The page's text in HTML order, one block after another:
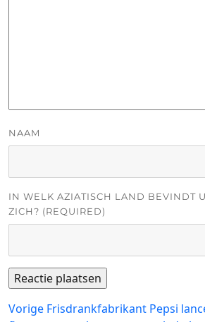
NAAM
IN WELK AZIATISCH LAND BEVINDT
ZICH? (REQUIRED)
Bericht
Vorige Vorig
Frisdrankfabrikant Pepsi